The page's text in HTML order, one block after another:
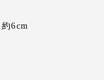
6cm